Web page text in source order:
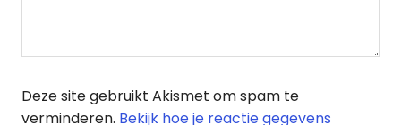
Deze site gebruikt Akismet om spam te
verminderen. Bekijk hoe je reactie gegevens